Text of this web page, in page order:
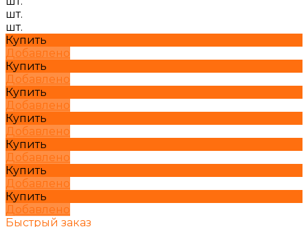
шт.
шт.
Купить
Добавлено
Купить
Добавлено
Купить
Добавлено
Купить
Добавлено
Купить
Добавлено
Купить
Добавлено
Купить
Добавлено
Быстрый заказ